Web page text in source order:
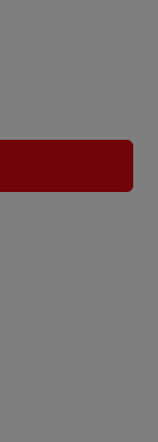
die